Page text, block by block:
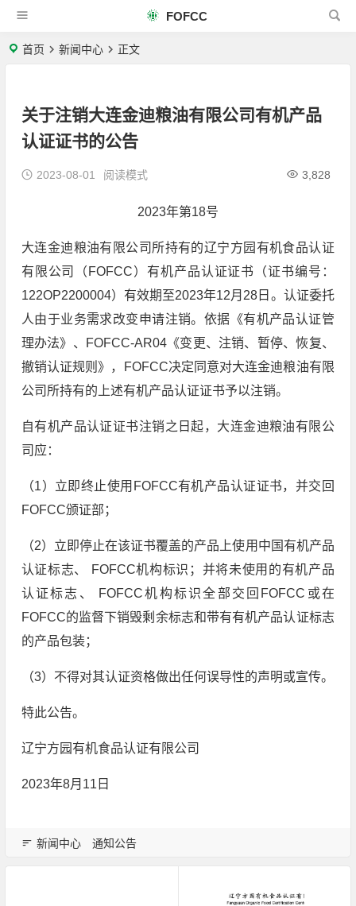
FOFCC
首页 新闻中心 正文
关于注销大连金迪粮油有限公司有机产品
认证证书的公告
2023-08-01 3,828
阅读模式
2023年第18号
大连金迪粮油有限公司所持有的辽宁方园有机食品认证
有限公司（FOFCC）有机产品认证证书（证书编号：
122OP2200004）有效期至2023年12月28日。认证委托
人由于业务需求改变申请注销。依据《有机产品认证管
理办法》、FOFCC-AR04《变更、注销、暂停、恢复、
撤销认证规则》，FOFCC决定同意对大连金迪粮油有限
公司所持有的上述有机产品认证证书予以注销。
自有机产品认证证书注销之日起，大连金迪粮油有限公
司应：
（1）立即终止使用FOFCC有机产品认证证书，并交回
FOFCC颁证部；
（2）立即停止在该证书覆盖的产品上使用中国有机产品
认证标志、 FOFCC机构标识；并将未使用的有机产品
认证标志、 FOFCC机构标识全部交回FOFCC或在
FOFCC的监督下销毁剩余标志和带有有机产品认证标志
的产品包装；
（3）不得对其认证资格做出任何误导性的声明或宣传。
特此公告。
辽宁方园有机食品认证有限公司
2023年8月11日
新闻中心 通知公告